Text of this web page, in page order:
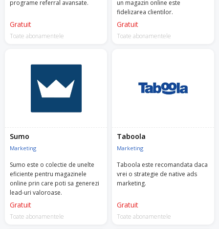
programe referral avansate.
Gratuit
Toate abonamentele
un magazin online este
fidelizarea clientilor.
Gratuit
Toate abonamentele
Sumo
Marketing
Sumo este o colectie de unelte
eficiente pentru magazinele
online prin care poti sa generezi
lead-uri valoroase.
Gratuit
Toate abonamentele
Taboola
Marketing
Taboola este recomandata daca
vrei o strategie de native ads
marketing.
Gratuit
Toate abonamentele